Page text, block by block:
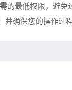
的最低权限，避免
确保您的操作过